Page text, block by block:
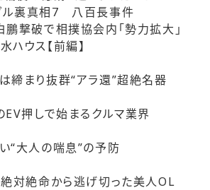
裏真相7 八百長事件
撃破で相撲協会内「勢力拡大」
ウス【前編】
締まり抜群“アラ還”超絶名器
押しで始まるクルマ業界
“大人の喘息”の予防
対絶命から逃げ切った美人OL